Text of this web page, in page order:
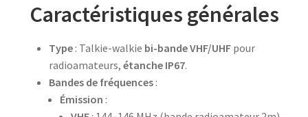
Caractéristiques générales
Type: Talkie-walkie bi-bande VHF/UHFpour
radioamateurs, étanche IP67.
Bandes de fréquences:
Émission :